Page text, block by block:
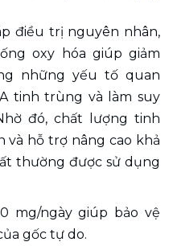
điều trị nguyên nhân,
oxy hóa giúp giảm
những yếu tố quan
tinh trùng và làm suy
đó, chất lượng tinh
và hỗ trợ nâng cao khả
thường được sử dụng
mg/ngày giúp bảo vệ
gốc tự do.